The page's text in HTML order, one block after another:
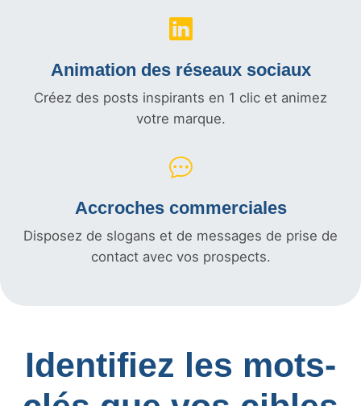
Animation des réseaux sociaux
Créez des posts inspirants en 1 clic et animez
votre marque.
Accroches commerciales
Disposez de slogans et de messages de prise de
contact avec vos prospects.
Identifiez les mots-